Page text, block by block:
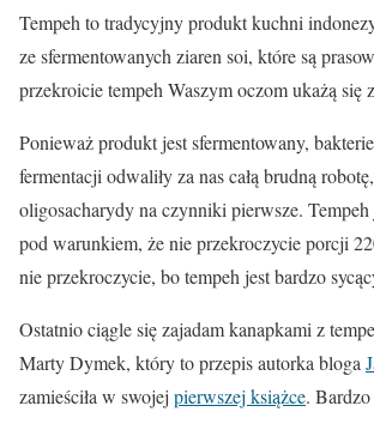
Tempeh to tradycyjny produkt kuchni
ze sfermentowanych ziaren soi, które są
przekroicie tempeh Waszym oczom ukażą się
Ponieważ produkt jest sfermentowany,
fermentacji odwaliły za nas całą brudną
oligosacharydy na czynniki pierwsze.
pod warunkiem, że nie przekroczycie porcji
nie przekroczycie, bo tempeh jest bardzo
Ostatnio ciągle się zajadam kanapkami z
Marty Dymek, który to przepis autorka bloga
zamieściła w swojej pierwszej książce.